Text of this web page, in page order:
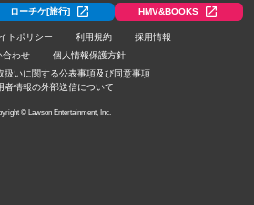
ローチケ[旅行] HMV&BOOKS
トポリシー 利用規約
採用情報
合わせ
個人情報保護方針
扱いに関する公表事項及び同意事項
者情報の外部送信について
© Lawson Entertainment, Inc.